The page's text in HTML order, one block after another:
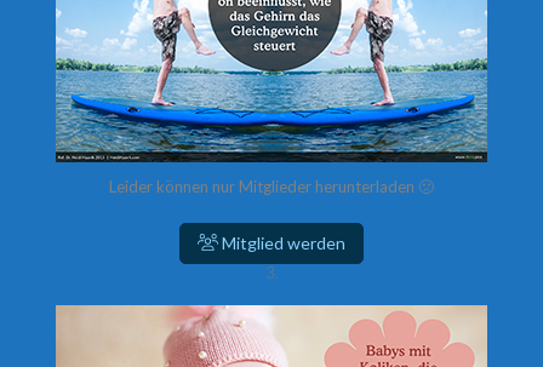
Leider können nur Mitglieder herunterladen 🙁
Mitglied werden
3.